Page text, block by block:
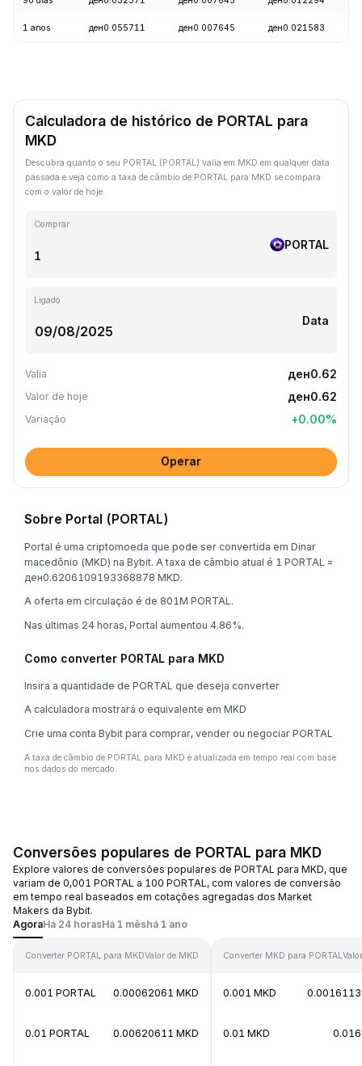
1 anos ден0.055711 ден0.007645 ден0.021583
Calculadora de histórico de PORTAL para
MKD
Descubra quanto o seu PORTAL (PORTAL) valia em MKD em qualquer data
passada e veja como a taxa de câmbio de PORTAL para MKD se compara
com o valor de hoje.
Comprar
PORTAL
Ligado
Data
Valia ден0.62
Valor de hoje ден0.62
Variação +0.00%
Operar
Sobre Portal (PORTAL)
Portal é uma criptomoeda que pode ser convertida em Dinar
macedônio (MKD) na Bybit. A taxa de câmbio atual é 1 PORTAL =
ден0.6206109193368878 MKD.
A oferta em circulação é de 801M PORTAL.
Nas últimas 24 horas, Portal aumentou 4.86%.
Como converter PORTAL para MKD
Insira a quantidade de PORTAL que deseja converter
A calculadora mostrará o equivalente em MKD
Crie uma conta Bybit para comprar, vender ou negociar PORTAL
A taxa de câmbio de PORTAL para MKD é atualizada em tempo real com base
nos dados do mercado.
Conversões populares de PORTAL para MKD
Explore valores de conversões populares de PORTAL para MKD, que
variam de 0,001 PORTAL a 100 PORTAL, com valores de conversão
em tempo real baseados em cotações agregadas dos Market
Makers da Bybit.
AgoraHá 24 horasHá 1 mêshá 1 ano
Converter PORTAL para MKDValor de MKD
0.001 PORTAL 0.00062061 MKD
0.01 PORTAL 0.00620611 MKD
Converter MKD para PORTAL
0.001 MKD
0.01 MKD